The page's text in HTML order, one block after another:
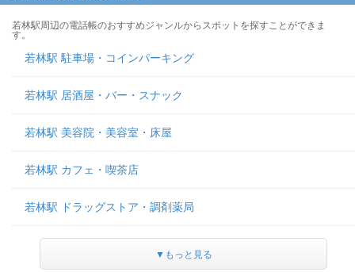
若林駅周辺の電話帳のおすすめジャンルからスポットを探すことができま
す。
若林駅 駐車場・コインパーキング
若林駅 居酒屋・バー・スナック
若林駅 美容院・美容室・床屋
若林駅 カフェ・喫茶店
若林駅 ドラッグストア・調剤薬局
▼もっと見る